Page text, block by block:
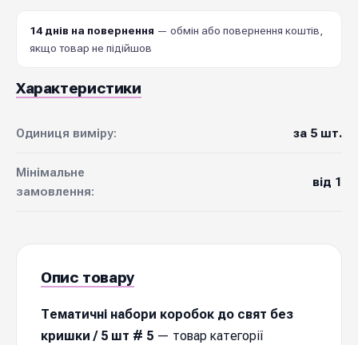
14 днів на повернення — обмін або повернення коштів,
якщо товар не підійшов
Характеристики
Одиниця виміру: за 5 шт.
Мінімальне
замовлення:
від 1
Опис товару
Тематичні набори коробок до свят без
кришки / 5 шт # 5 — товар категорії